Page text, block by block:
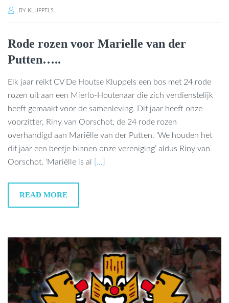
BY KLUPPELS
Rode rozen voor Marielle van der
Putten…..
Elk jaar reikt CV De Houtse Kluppels een bos met 24 rode
rozen uit aan een Mierlo-Houtenaar die zich verdienstelijk
heeft gemaakt voor de samenleving. Dit jaar heeft onze
voorzitter, Riny van Oorschot, de 24 rode rozen
overhandigd aan Mariëlle van der Putten. ‘We houden het
dit jaar een beetje binnen onze vereniging’ aldus Riny van
Oorschot. ‘Mariëlle is al
[…]
READ MORE